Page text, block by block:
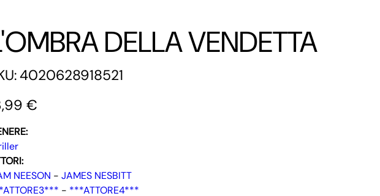
DELLA VENDETTA
SKU
4020628918521
4020628918521
€
NEESON -JAMES NESBITT
- ***ATTORE4***